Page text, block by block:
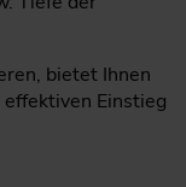
bietet Ihnen
Einstieg